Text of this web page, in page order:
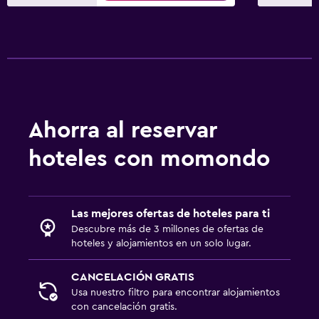
La comida se puede entregar en el alojamiento
Carriolas
Equipo infantil para zona de juegos al aire libre
Estacionamiento y transporte
Servicio de traslado (cargo adicional)
Carga de vehículos eléctricos
Ahorra al reservar
hoteles con momondo
Las mejores ofertas de hoteles para ti
Descubre más de 3 millones de ofertas de
hoteles y alojamientos en un solo lugar.
CANCELACIÓN GRATIS
Usa nuestro filtro para encontrar alojamientos
con cancelación gratis.